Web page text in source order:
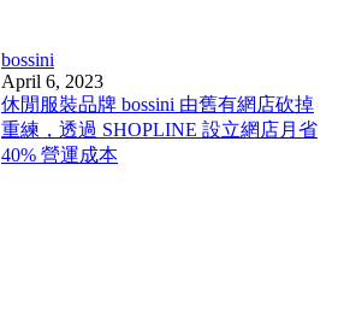
bossini
April 6, 2023
休閒服裝品牌 bossini 由舊有網店砍掉
重練，透過 SHOPLINE 設立網店月省
40% 營運成本